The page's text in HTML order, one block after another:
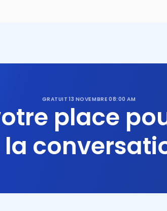
GRATUIT 13 NOVEMBRE 08:00 AM
place
la